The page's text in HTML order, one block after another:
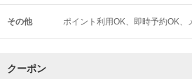
その他 ポイント利用OK 即時予約OK
クーポン